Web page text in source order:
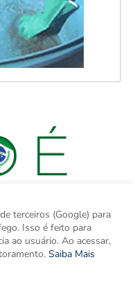
terceiros (Google) para
Isso é feito para
ao usuário. Ao acessar,
Saiba Mais